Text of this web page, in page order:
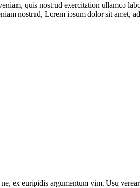
quis nostrud exercitation ullamco
nostrud, Lorem ipsum dolor sit amet,
ex euripidis argumentum vim. Usu